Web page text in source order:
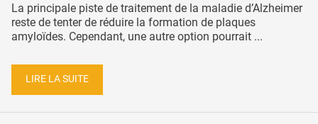
La principale piste de traitement de la maladie d’Alzheimer
reste de tenter de réduire la formation de plaques
amyloïdes. Cependant, une autre option pourrait ...
LIRE LA SUITE